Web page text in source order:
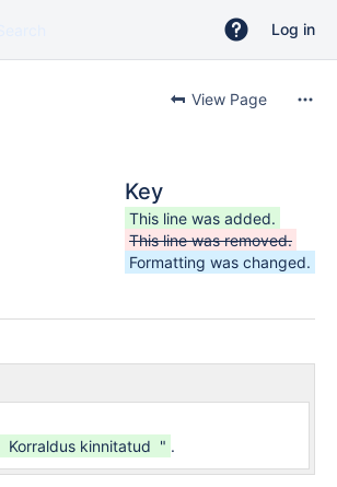
Log in
View Page
Key
This line was added.
This line was removed.
Formatting was changed.
Korraldus kinnitatud " .